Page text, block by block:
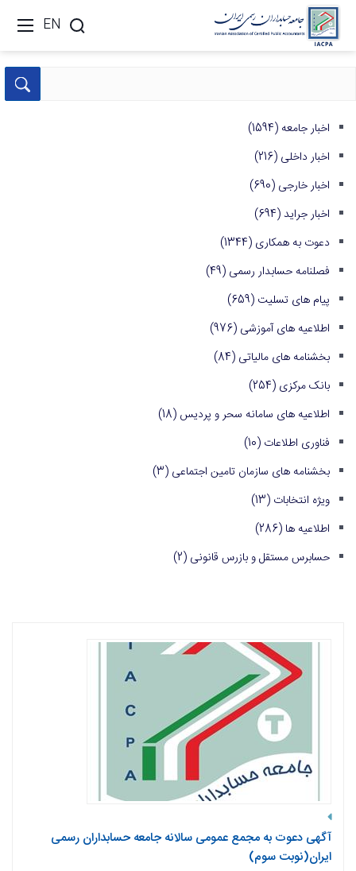
EN
اخبار جامعه (1594)
اخبار داخلی (216)
اخبار خارجی (690)
اخبار جراید(694)
دعوت به همکاری (1344)
فصلنامه حسابدار رسمی (49)
پیام های تسلیت (659)
اطلاعیه های آموزشی (976)
بخشنامه های مالیاتی (84)
بانک مرکزی (254)
اطلاعیه های سامانه سحر و پردیس (18)
فناوری اطلاعات (10)
بخشنامه های سازمان تامین اجتماعی (3)
ویژه انتخابات (13)
اطلاعیه ها (286)
حسابرس مستقل و بازرس قانونی (2)
آگهی دعوت به مجمع عمومی سالانه جامعه حسابداران رسمی
ایران(نوبت سوم)